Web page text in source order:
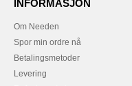
INFORMASJON
Om Needen
Spor min ordre nå
Betalingsmetoder
Levering